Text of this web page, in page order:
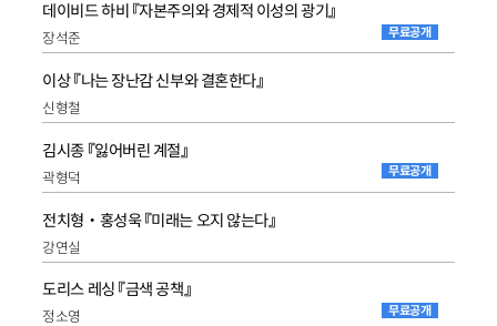
데이비드 하비 『자본주의와 경제적 이성의 광기』
장석준 무료공개
이상 『나는 장난감 신부와 결혼한다』
신형철
김시종 『잃어버린 계절』
곽형덕 무료공개
전치형‧홍성욱 『미래는 오지 않는다』
강연실
도리스 레싱 『금색 공책』
정소영 무료공개